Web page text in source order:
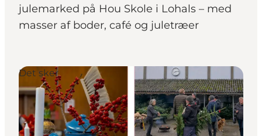
julemarked på Hou Skole i Lohals – med
masser af boder, café og juletræer
Det sker